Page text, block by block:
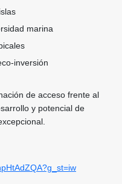
marina
inversión
de acceso frente al
y potencial de